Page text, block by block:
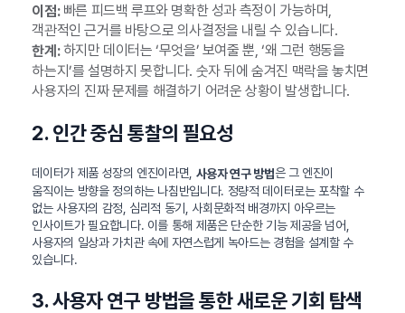
이점:빠른 피드백 루프와 명확한 성과 측정이 가능하며,
객관적인 근거를 바탕으로 의사결정을 내릴 수 있습니다.
한계:하지만 데이터는 ‘무엇을’ 보여줄 뿐, ‘왜 그런 행동을
하는지’를 설명하지 못합니다. 숫자 뒤에 숨겨진 맥락을 놓치면
사용자의 진짜 문제를 해결하기 어려운 상황이 발생합니다.
2. 인간 중심 통찰의 필요성
데이터가 제품 성장의 엔진이라면, 사용자 연구 방법은 그 엔진이
움직이는 방향을 정의하는 나침반입니다. 정량적 데이터로는 포착할 수
없는 사용자의 감정, 심리적 동기, 사회문화적 배경까지 아우르는
인사이트가 필요합니다. 이를 통해 제품은 단순한 기능 제공을 넘어,
사용자의 일상과 가치관 속에 자연스럽게 녹아드는 경험을 설계할 수
있습니다.
3. 사용자 연구 방법을 통한 새로운 기회 탐색